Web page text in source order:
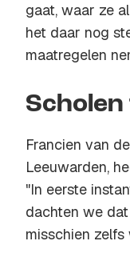
gaat, waar ze
het daar nog
maatregelen
Francien van
Leeuwarden,
"In eerste
dachten we
misschien